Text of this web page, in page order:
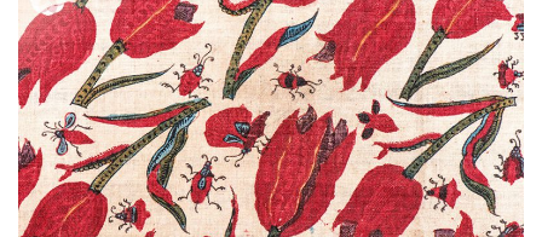
MARKET
ABOUT
CONTACT
Channel Facebook